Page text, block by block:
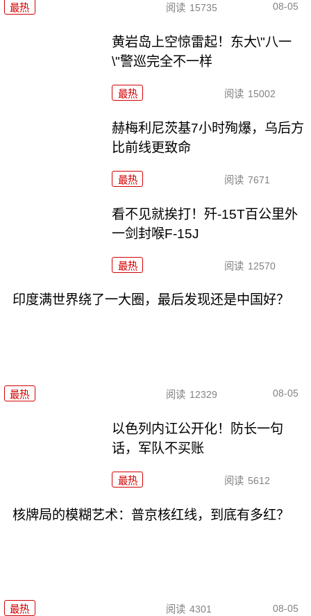
最热 阅读 15735 08-05
黄岩岛上空惊雷起！东大\"八一
\"警巡完全不一样
最热 阅读 15002
赫梅利尼茨基7小时殉爆，乌后方
比前线更致命
最热 阅读 7671
看不见就挨打！歼-15T百公里外
一剑封喉F-15J
最热 阅读 12570
印度满世界绕了一大圈，最后发现还是中国好？
最热 阅读 12329 08-05
以色列内讧公开化！防长一句
话，军队不买账
最热 阅读 5612
核牌局的模糊艺术：普京核红线，到底有多红？
最热 阅读 4301 08-05